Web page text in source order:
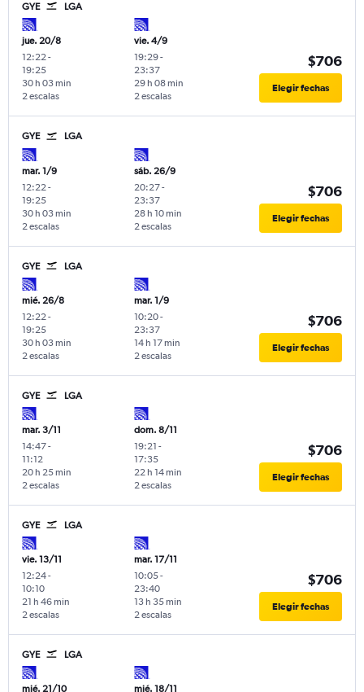
GYE LGA
jue. 20/8
12:22-
19:25
2 escalas
30 h 03 min
vie. 4/9
19:29-
23:37
2 escalas
29 h 08 min
$706
Elegir fechas
GYE LGA
mar. 1/9
12:22 -
19:25
2 escalas
30 h 03 min
sáb. 26/9
20:27-
23:37
2 escalas
28 h 10 min
$706
Elegir fechas
GYE LGA
mié. 26/8
12:22 -
19:25
2 escalas
30 h 03 min
mar. 1/9
10:20-
23:37
2 escalas
14 h 17 min
$706
Elegir fechas
GYE LGA
mar. 3/11
14:47-
11:12
2 escalas
20 h 25 min
dom. 8/11
19:21 -
17:35
2 escalas
22 h 14 min
$706
Elegir fechas
GYE LGA
vie. 13/11
12:24-
10:10
2 escalas
21 h 46 min
mar. 17/11
10:05-
23:40
2 escalas
13 h 35 min
$706
Elegir fechas
GYE LGA
mié. 21/10 mié. 18/11